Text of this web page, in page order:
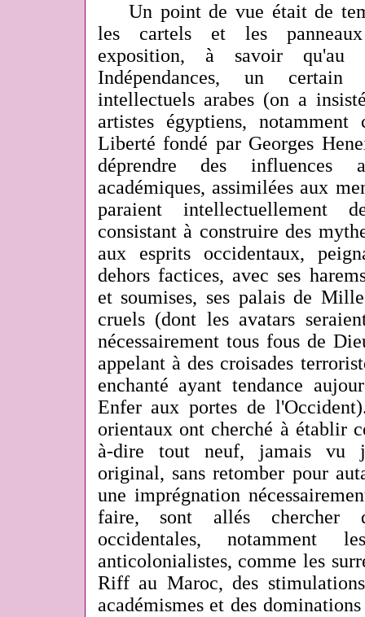
Un point de vue était de
les cartels et les
exposition, à savoir qu'au
Indépendances, un
intellectuels arabes (on a
artistes égyptiens,
Liberté fondé par Georges
déprendre des influences
académiques, assimilées aux
paraient intellectuellement
consistant à construire des
aux esprits occidentaux,
dehors factices, avec ses
et soumises, ses palais de
cruels (dont les avatars
nécessairement tous fous de
appelant à des croisades
enchanté ayant tendance
Enfer aux portes de
orientaux ont cherché à établir
à-dire tout neuf, jamais vu
original, sans retomber pour
une imprégnation
faire, sont allés chercher
occidentales, notamment
anticolonialistes, comme les
Riff au Maroc, des
académismes et des